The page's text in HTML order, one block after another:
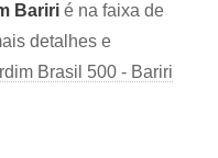
Bariri é na faixa de
detalhes e
Brasil 500 - Bariri